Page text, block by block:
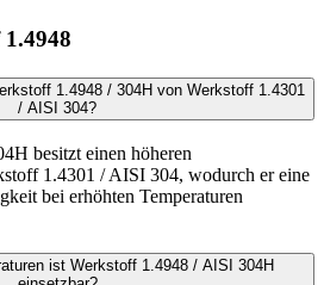
1.4948 / 304H von Werkstoff 1.4301
/ AISI 304?
besitzt einen höheren
1.4301 / AISI 304, wodurch er eine
bei erhöhten Temperaturen
ist Werkstoff 1.4948 / AISI 304H